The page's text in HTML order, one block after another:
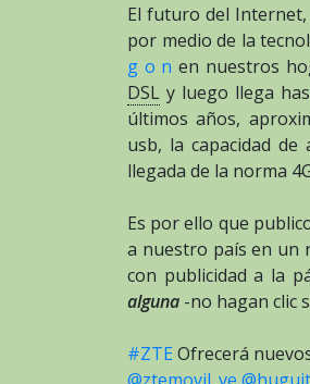
El futuro del
por medio de la
g o n en nuestros
DSL y luego llega
últimos años,
usb, la capacidad
llegada de la norma
Es por ello que
a nuestro país en un
con publicidad a la
alguna -no hagan clic
#ZTE Ofrecerá
@ztemovil_ve